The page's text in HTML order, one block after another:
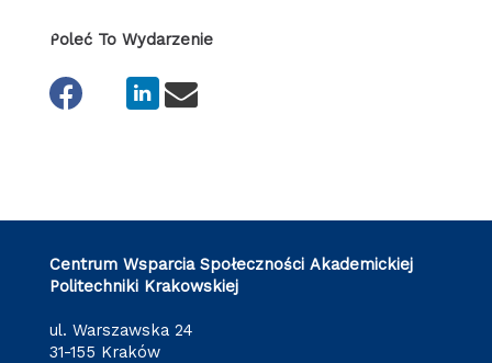
Poleć To Wydarzenie
Centrum Wsparcia Społeczności Akademickiej
Politechniki Krakowskiej
ul. Warszawska 24
31-155 Kraków